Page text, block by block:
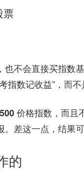
票
，也不会直接买指数
指数记收益”，而不
价格指数 ，而且
差这一点，结果可
的